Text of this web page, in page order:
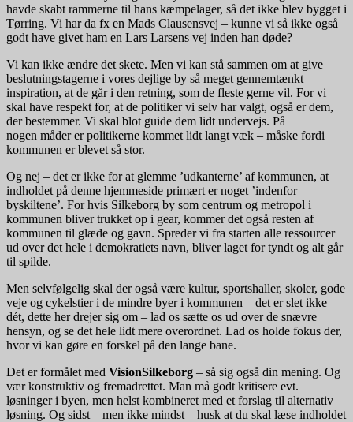
havde skabt rammerne til hans kæmpelager, så det ikke blev bygget i
Tørring. Vi har da fx en Mads Clausensvej – kunne vi så ikke også
godt have givet ham en Lars Larsens vej inden han døde?
Vi kan ikke ændre det skete. Men vi kan stå sammen om at give
beslutningstagerne i vores dejlige by så meget gennemtænkt
inspiration, at de går i den retning, som de fleste gerne vil. For vi
skal have respekt for, at de politiker vi selv har valgt, også er dem,
der bestemmer. Vi skal blot guide dem lidt undervejs. På
nogen måder er politikerne kommet lidt langt væk – måske fordi
kommunen er blevet så stor.
Og nej – det er ikke for at glemme ’udkanterne’ af kommunen, at
indholdet på denne hjemmeside primært er noget ’indenfor
byskiltene’. For hvis Silkeborg by som centrum og metropol i
kommunen bliver trukket op i gear, kommer det også resten af
kommunen til glæde og gavn. Spreder vi fra starten alle ressourcer
ud over det hele i demokratiets navn, bliver laget for tyndt og alt går
til spilde.
Men selvfølgelig skal der også være kultur, sportshaller, skoler, gode
veje og cykelstier i de mindre byer i kommunen – det er slet ikke
dét, dette her drejer sig om – lad os sætte os ud over de snævre
hensyn, og se det hele lidt mere overordnet. Lad os holde fokus der,
hvor vi kan gøre en forskel på den lange bane.
Det er formålet med VisionSilkeborg – så sig også din mening. Og
vær konstruktiv og fremadrettet. Man må godt kritisere evt.
løsninger i byen, men helst kombineret med et forslag til alternativ
løsning. Og sidst – men ikke mindst – husk at du skal læse indholdet